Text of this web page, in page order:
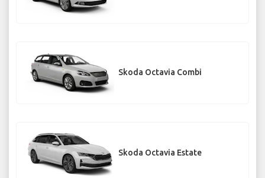
Skoda Octavia Combi
Skoda Octavia Estate